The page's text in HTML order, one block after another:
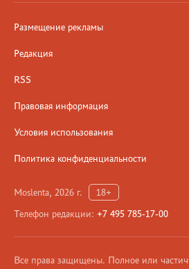
Размещение рекламы
Редакция
RSS
Правовая информация
Условия использования
Политика конфиденциальности
Moslenta, 2026 г.
18+
Телефон редакции: +7 495 785-17-00
Все права защищены. Полное или